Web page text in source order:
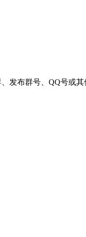
发布群号、QQ号或其